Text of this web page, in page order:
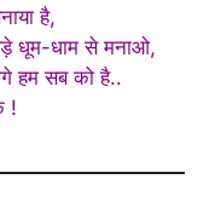
है,
धूम-धाम से मनाओ,
हम सब को है..
!